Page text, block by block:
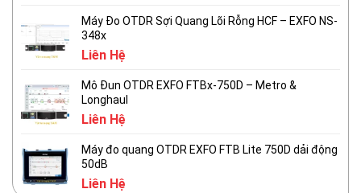
Máy Đo OTDR Sợi Quang Lõi Rỗng HCF – EXFO NS-
348x
Liên Hệ
Mô Đun OTDR EXFO FTBx-750D – Metro &
Longhaul
Liên Hệ
Máy đo quang OTDR EXFO FTB Lite 750D dải động
50dB
Liên Hệ